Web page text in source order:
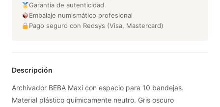
Garantía de autenticidad
Embalaje numismático profesional
Pago seguro con Redsys (Visa, Mastercard)
Descripción
Archivador BEBA Maxi con espacio para 10 bandejas.
Material plástico químicamente neutro. Gris oscuro